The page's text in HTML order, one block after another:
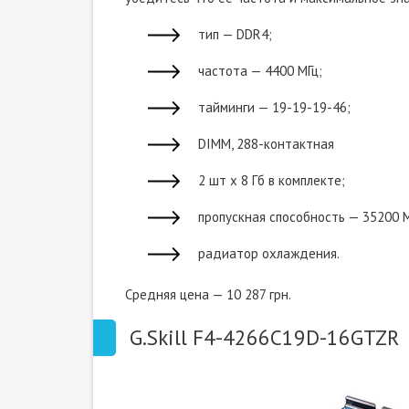
тип — DDR4;
частота — 4400 МГц;
тайминги — 19-19-19-46;
DIMM, 288-контактная
2 шт х 8 Гб в комплекте;
пропускная способность — 35200
радиатор охлаждения.
Средняя цена — 10 287 грн.
G.Skill F4-4266C19D-16GTZR